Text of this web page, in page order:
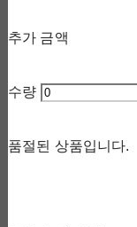
추가 금액
수량
품절된 상품입니다.